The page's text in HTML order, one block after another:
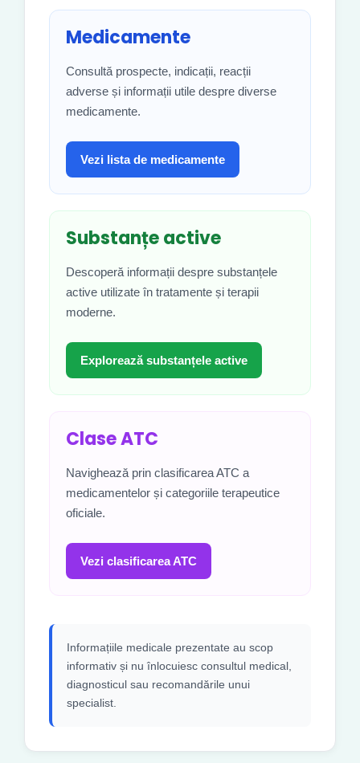
Medicamente
Consultă prospecte, indicații, reacții
adverse și informații utile despre diverse
medicamente.
Vezi lista de medicamente
Substanțe active
Descoperă informații despre substanțele
active utilizate în tratamente și terapii
moderne.
Explorează substanțele active
Clase ATC
Navighează prin clasificarea ATC a
medicamentelor și categoriile terapeutice
oficiale.
Vezi clasificarea ATC
Informațiile medicale prezentate au scop
informativ și nu înlocuiesc consultul medical,
diagnosticul sau recomandările unui
specialist.